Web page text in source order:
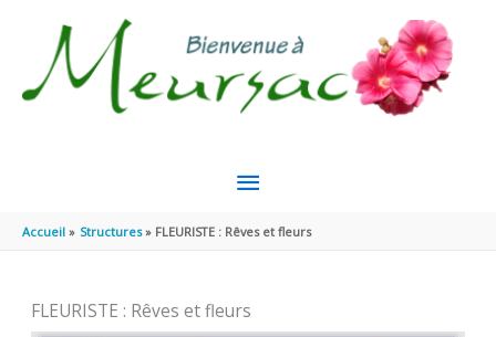
MENU
PRINCIPAL
Accueil Structures FLEURISTE : Rêves et fleurs
FLEURISTE : Rêves et fleurs